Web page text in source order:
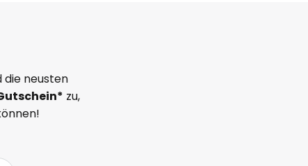
die neusten
zu,